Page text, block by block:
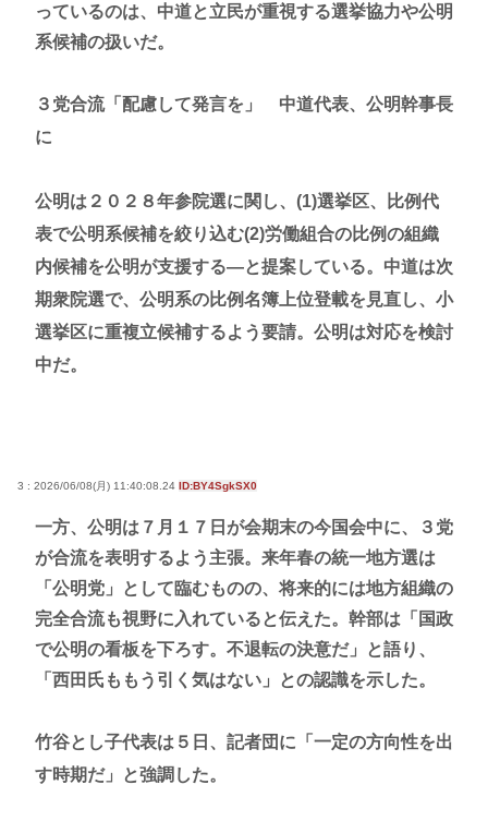
っているのは、中道と立民が重視する選挙協力や公明
系候補の扱いだ。
３党合流「配慮して発言を」 中道代表、公明幹事長
に
公明は２０２８年参院選に関し、(1)選挙区、比例代
表で公明系候補を絞り込む(2)労働組合の比例の組織
内候補を公明が支援する―と提案している。中道は次
期衆院選で、公明系の比例名簿上位登載を見直し、小
選挙区に重複立候補するよう要請。公明は対応を検討
中だ。
3 : 2026/06/08(月) 11:40:08.24 ID:BY4SgkSX0
一方、公明は７月１７日が会期末の今国会中に、３党
が合流を表明するよう主張。来年春の統一地方選は
「公明党」として臨むものの、将来的には地方組織の
完全合流も視野に入れていると伝えた。幹部は「国政
で公明の看板を下ろす。不退転の決意だ」と語り、
「西田氏ももう引く気はない」との認識を示した。
竹谷とし子代表は５日、記者団に「一定の方向性を出
す時期だ」と強調した。